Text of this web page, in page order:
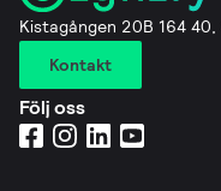
Kistagången 20B 164
Kontakt
Följ oss